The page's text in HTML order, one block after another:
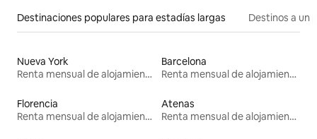
Destinaciones populares para estadías largas Destinos a un
Nueva York
Renta mensual de alojamientos
Barcelona
Renta mensual de alojamientos
Florencia
Renta mensual de alojamientos
Atenas
Renta mensual de alojamientos